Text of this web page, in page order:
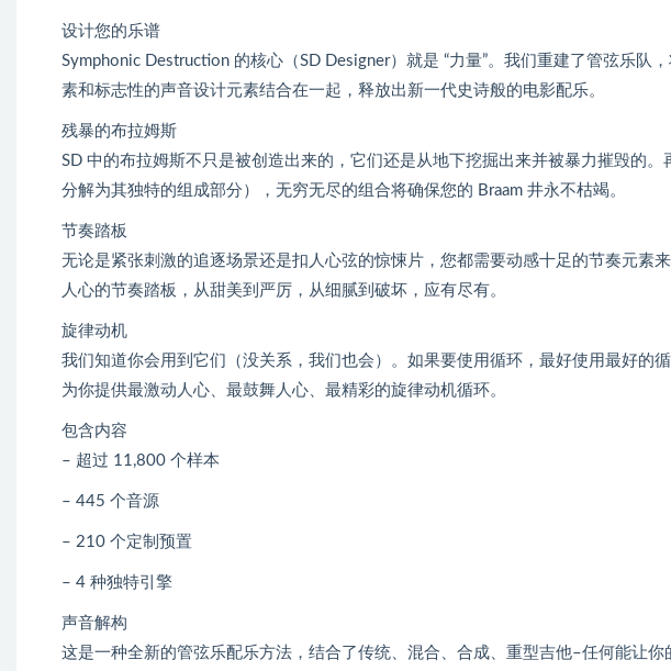
设计您的乐谱
Symphonic Destruction 的核心（SD Designer）就是 “力量”。我们重建了管弦乐队
素和标志性的声音设计元素结合在一起，释放出新一代史诗般的电影配乐。
残暴的布拉姆斯
SD 中的布拉姆斯不只是被创造出来的，它们还是从地下挖掘出来并被暴力摧毁的。
分解为其独特的组成部分），无穷无尽的组合将确保您的 Braam 井永不枯竭。
节奏踏板
无论是紧张刺激的追逐场景还是扣人心弦的惊悚片，您都需要动感十足的节奏元素
人心的节奏踏板，从甜美到严厉，从细腻到破坏，应有尽有。
旋律动机
我们知道你会用到它们（没关系，我们也会）。如果要使用循环，最好使用最好的
为你提供最激动人心、最鼓舞人心、最精彩的旋律动机循环。
包含内容
– 超过 11,800 个样本
– 445 个音源
– 210 个定制预置
– 4 种独特引擎
声音解构
这是一种全新的管弦乐配乐方法，结合了传统、混合、合成、重型吉他–任何能让